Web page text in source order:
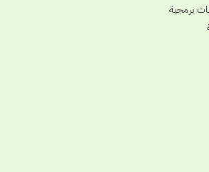
برمجية